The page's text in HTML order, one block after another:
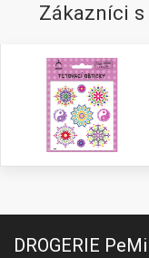
Zákazníci
DROGERIE PeMi